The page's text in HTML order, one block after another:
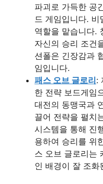
파괴로 가득한 공
드 게임입니다.
역할을 맡습니다.
자신의 승리 조건
션폴은 긴장감과
임입니다.
패스 오브 글로리:
한 전략 보드게임
대전의 동맹국과
끌어 전략을 펼치
시스템을 통해 진
용하여 승리를 위
스 오브 글로리는
인 배경이 잘 조화